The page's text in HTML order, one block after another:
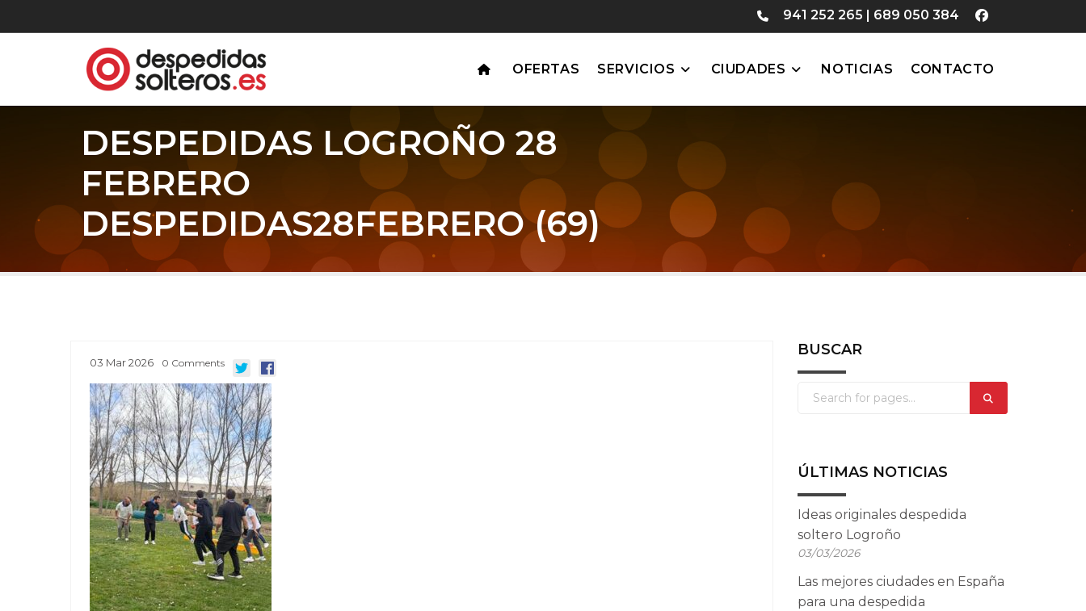
941 252 265 | 689 050 384
OFERTAS SERVICIOS CIUDADES NOTICIAS CONTACTO
DESPEDIDAS LOGROÑO 28
FEBRERO
DESPEDIDAS28FEBRERO (69)
03 Mar2026 0 Comments
BUSCAR
ÚLTIMAS NOTICIAS
Ideas originales despedida
soltero Logroño
03/03/2026
Las mejores ciudades en España
para una despedida